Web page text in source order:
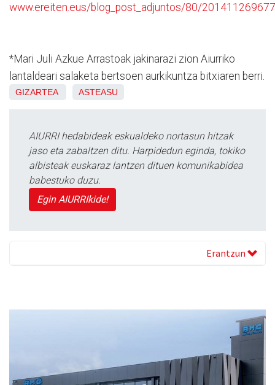
www.ereiten.eus/blog_post_adjuntos/80/
*Mari Juli Azkue Arrastoak jakinarazi zion Aiurriko
lantaldeari salaketa bertsoen aurkikuntza bitxiaren berri.
GIZARTEA ASTEASU
AIURRI hedabideak eskualdeko nortasun hitzak
jaso eta zabaltzen ditu. Harpidedun eginda, tokiko
albisteak euskaraz lantzen dituen komunikabidea
babestuko duzu.
Egin AIURRIkide!
Erantzun